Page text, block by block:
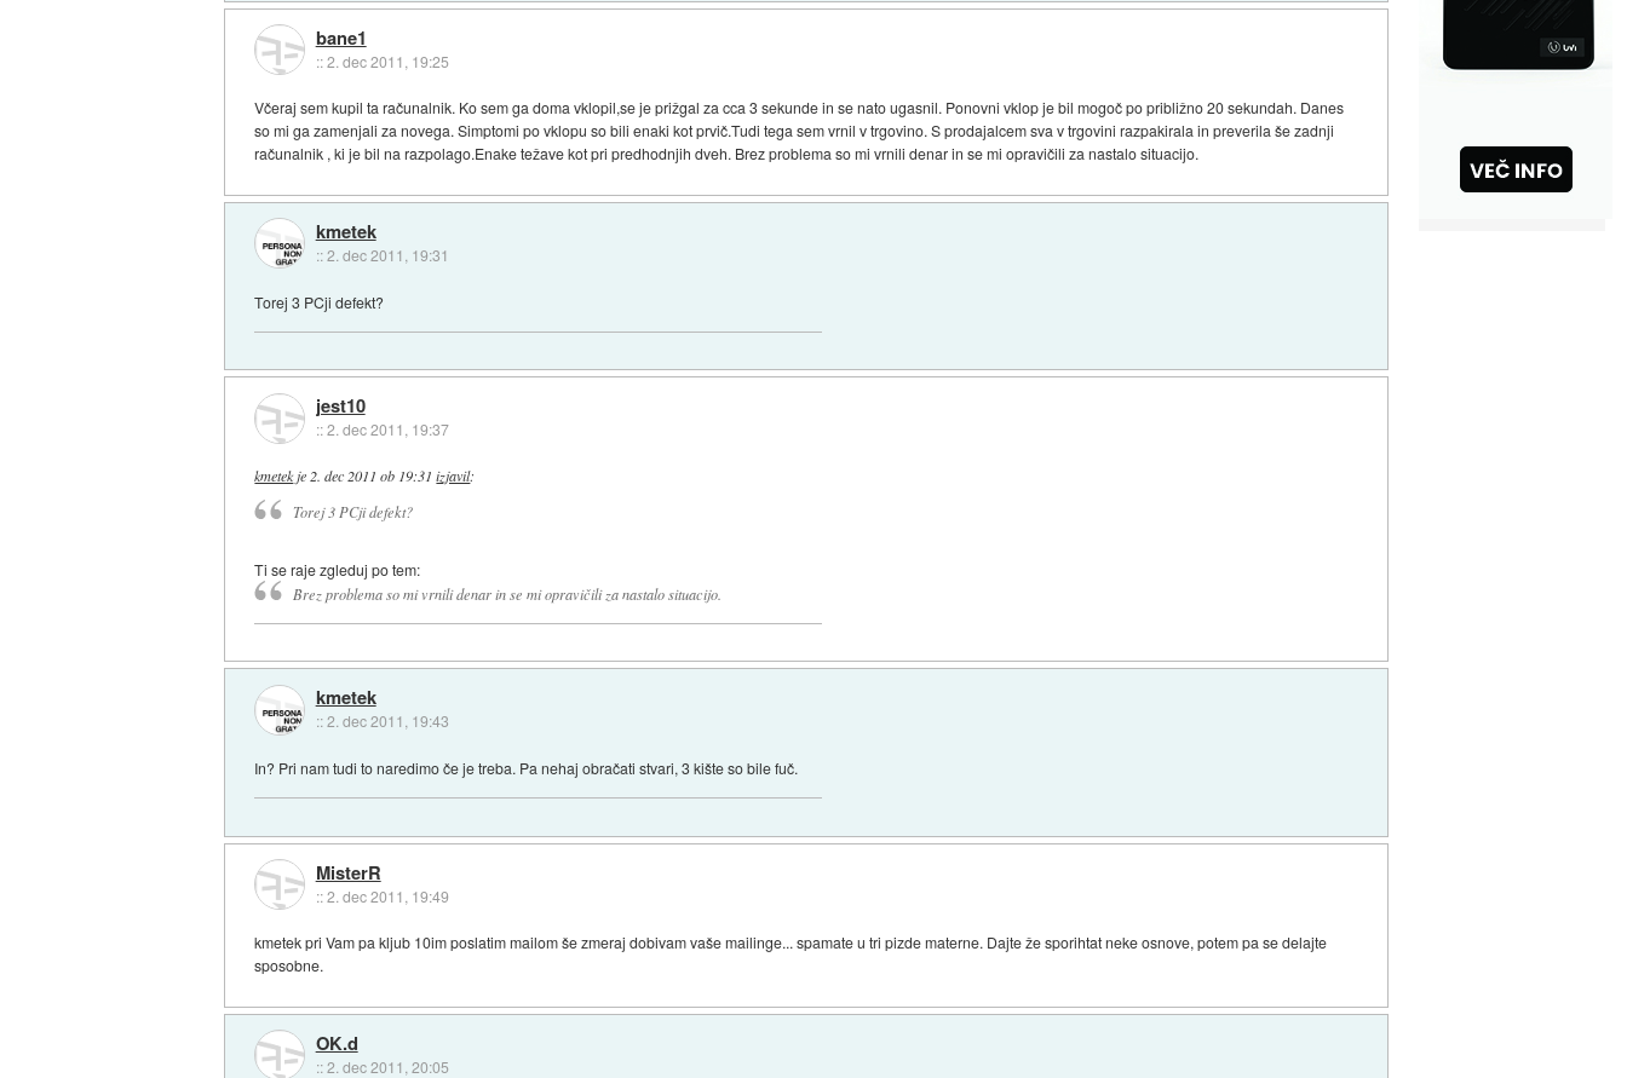
bane1
::2. dec 2011, 19:25
Včeraj sem kupil ta računalnik. Ko sem ga doma vklopil,se je prižgal za cca 3 sekunde in se nato ugasnil. Ponovni vklop je bil mogoč po približno 20 sekundah. Danes
so mi ga zamenjali za novega. Simptomi po vklopu so bili enaki kot prvič.Tudi tega sem vrnil v trgovino. S prodajalcem sva v trgovini razpakirala in preverila še zadnji
računalnik , ki je bil na razpolago.Enake težave kot pri predhodnjih dveh. Brez problema so mi vrnili denar in se mi opravičili za nastalo situacijo.
kmetek
::2. dec 2011, 19:31
Torej 3 PCji defekt?
jest10
::2. dec 2011, 19:37
kmetekje 2. dec 2011 ob 19:31 izjavil:
Torej 3 PCji defekt?
Ti se raje zgleduj po tem:
Brez problema so mi vrnili denar in se mi opravičili za nastalo situacijo.
kmetek
::2. dec 2011, 19:43
In? Pri nam tudi to naredimo če je treba. Pa nehaj obračati stvari, 3 kište so bile fuč.
MisterR
::2. dec 2011, 19:49
kmetek pri Vam pa kljub 10im poslatim mailom še zmeraj dobivam vaše mailinge... spamate u tri pizde materne. Dajte že sporihtat neke osnove, potem pa se delajte
sposobne.
OK.d
::2. dec 2011, 20:05